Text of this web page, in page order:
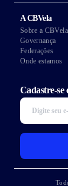
A CBVela
Sobre a CBVela
Governança
Federações
Onde estamos
Cadastre-se